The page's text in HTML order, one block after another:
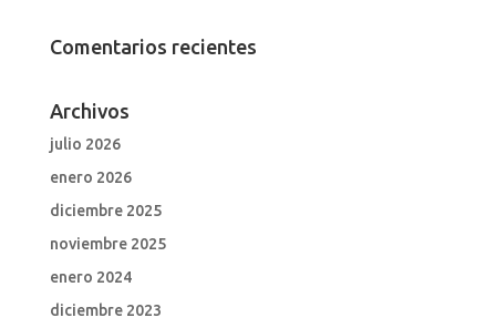
Comentarios recientes
Archivos
julio 2026
enero 2026
diciembre 2025
noviembre 2025
enero 2024
diciembre 2023